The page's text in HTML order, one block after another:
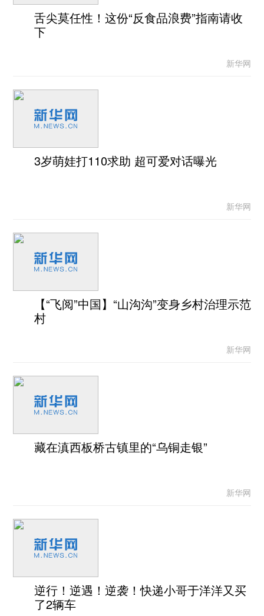
舌尖莫任性！这份“反食品浪费”指南请收
下
新华网
3岁萌娃打110求助 超可爱对话曝光
新华网
【“飞阅”中国】“山沟沟”变身乡村治理示范
村
新华网
藏在滇西板桥古镇里的“乌铜走银”
新华网
逆行！逆遇！逆袭！快递小哥于洋洋又买
了2辆车